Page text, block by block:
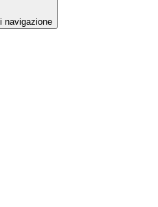
navigazione